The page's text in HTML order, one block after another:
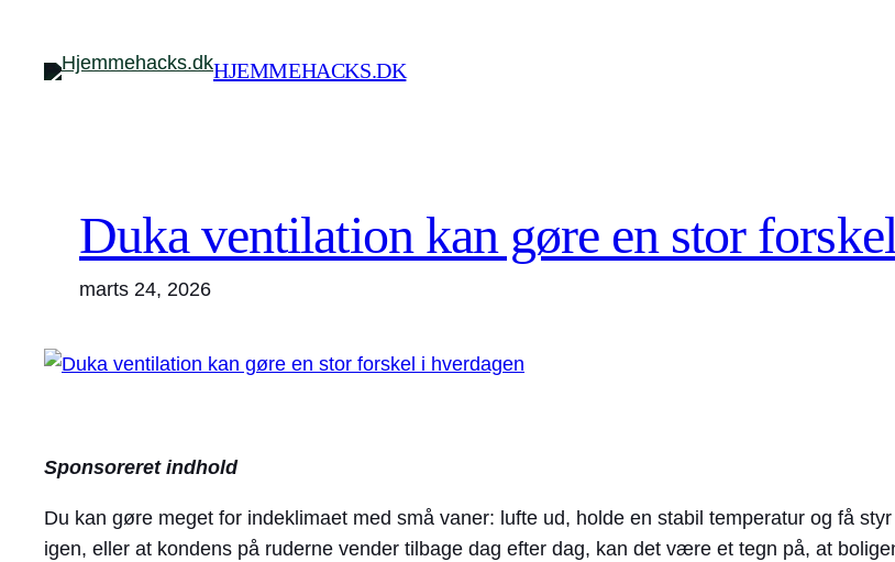
indhold
HJEMMEHACKS.DK
Duka ventilation kan gøre en stor
marts 24, 2026
Sponsoreret indhold
Du kan gøre meget for indeklimaet med små vaner: lufte ud, holde en stabil temperatur og få
igen, eller at kondens på ruderne vender tilbage dag efter dag, kan det være et tegn på, at